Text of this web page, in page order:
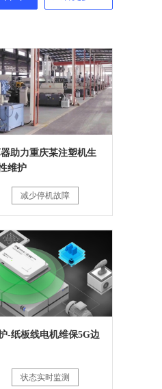
助力重庆某注塑机生
维护
减少停机故障
-纸板线电机维保5G边
状态实时监测